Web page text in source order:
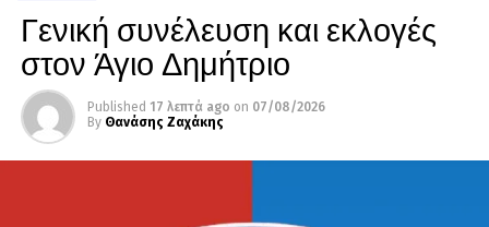
Γενική συνέλευση και εκλογές
στον Άγιο Δημήτριο
Published 17 λεπτά ago on 07/08/2026
By Θανάσης Ζαχάκης